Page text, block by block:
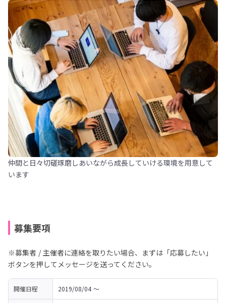
仲間と日々切磋琢磨しあいながら成長していける環境を用意して
います
募集要項
※募集者 / 主催者に連絡を取りたい場合、まずは「応募したい」
ボタンを押してメッセージを送ってください。
開催日程 2019/08/04 〜